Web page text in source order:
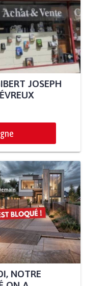
JOSEPH
NOTRE